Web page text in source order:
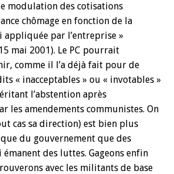
modulation des cotisations
chômage en fonction de la
par l’entreprise »
mai 2001). Le PC pourrait
comme il l’a déjà fait pour de
« inacceptables » ou « invotables »
l’abstention après
les amendements communistes. On
cas sa direction) est bien plus
du gouvernement que des
des luttes. Gageons enfin
avec les militants de base